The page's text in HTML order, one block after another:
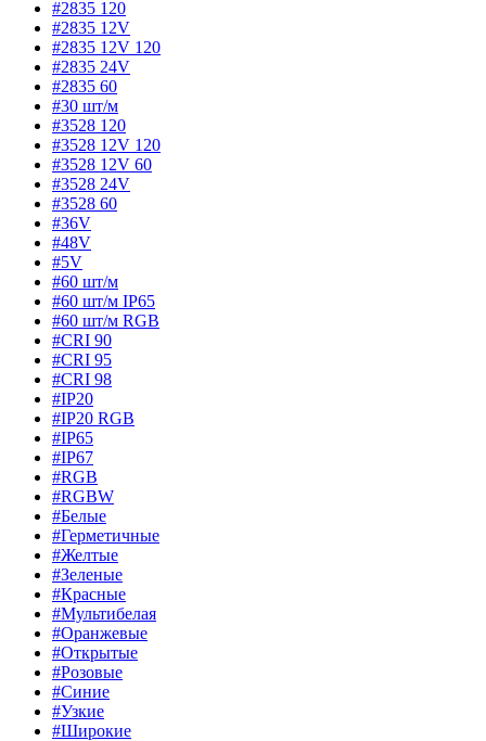
#2835 120
#2835 12V
#2835 12V 120
#2835 24V
#2835 60
#30 шт/м
#3528 120
#3528 12V 120
#3528 12V 60
#3528 24V
#3528 60
#36V
#48V
#5V
#60 шт/м
#60 шт/м IP65
#60 шт/м RGB
#CRI 90
#CRI 95
#CRI 98
#IP20
#IP20 RGB
#IP65
#IP67
#RGB
#RGBW
#Белые
#Герметичные
#Желтые
#Зеленые
#Красные
#Мультибелая
#Оранжевые
#Открытые
#Розовые
#Синие
#Узкие
#Широкие